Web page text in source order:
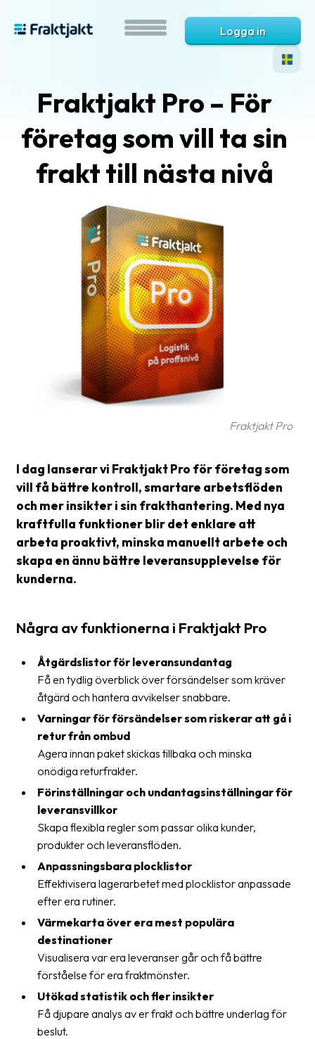
Vanliga
frågor
Ordlista
Skrivarinställningar
Tulldeklarationer
Leveransvillkor
Upphämtningar
Manualer
Kundtjänst
Om
företaget
Om
Fraktjakt
Pressrum
Medarbetare
Jobb
&
karriär
Kontakta
oss
Villkor
Allmänna
Logga in
Fraktjakt Pro – För
företag som vill ta sin
frakt till nästa nivå
Fraktjakt Pro
I dag lanserar vi Fraktjakt Pro för företag som
vill få bättre kontroll, smartare arbetsflöden
och mer insikter i sin frakthantering. Med nya
kraftfulla funktioner blir det enklare att
arbeta proaktivt, minska manuellt arbete och
skapa en ännu bättre leveransupplevelse för
kunderna.
Några av funktionerna i Fraktjakt Pro
Åtgärdslistor för leveransundantag
Få en tydlig överblick över försändelser som kräver
åtgärd och hantera avvikelser snabbare.
Varningar för försändelser som riskerar att gå i
retur från ombud
Agera innan paket skickas tillbaka och minska
onödiga returfrakter.
Förinställningar och undantagsinställningar för
leveransvillkor
Skapa flexibla regler som passar olika kunder,
produkter och leveransflöden.
Anpassningsbara plocklistor
Effektivisera lagerarbetet med plocklistor anpassade
efter era rutiner.
Värmekarta över era mest populära
destinationer
Visualisera var era leveranser går och få bättre
förståelse för era fraktmönster.
Utökad statistik och fler insikter
Få djupare analys av er frakt och bättre underlag för
beslut.